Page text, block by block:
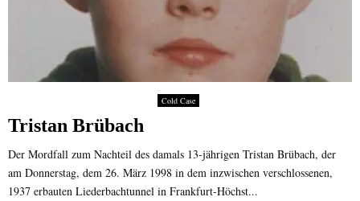
Cold Case
Tristan Brübach
Der Mordfall zum Nachteil des damals 13-jährigen Tristan Brübach, der
am Donnerstag, dem 26. März 1998 in dem inzwischen verschlossenen,
1937 erbauten Liederbachtunnel in Frankfurt-Höchst...